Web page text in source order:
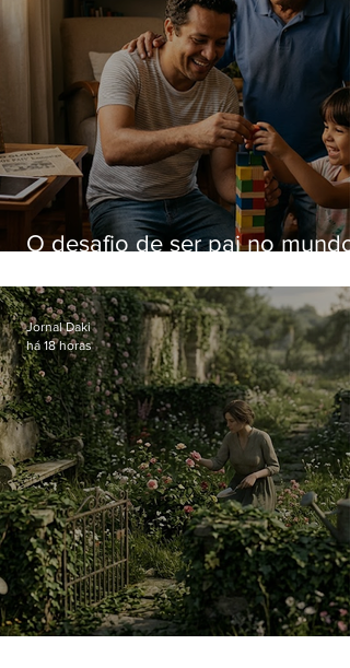
O desafio de ser pai no mundo
Jornal Daki
há 18 horas